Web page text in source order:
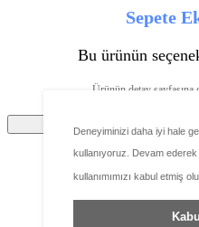
Deneyiminizi daha iyi hale
kullanıyoruz. Devam
kullanımımızı kabul etmiş
Sepete
Bu ürünün
Ürünün detay sayfasına
Ürünü favorilere